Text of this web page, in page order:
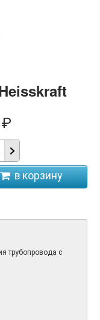
трубопровода с